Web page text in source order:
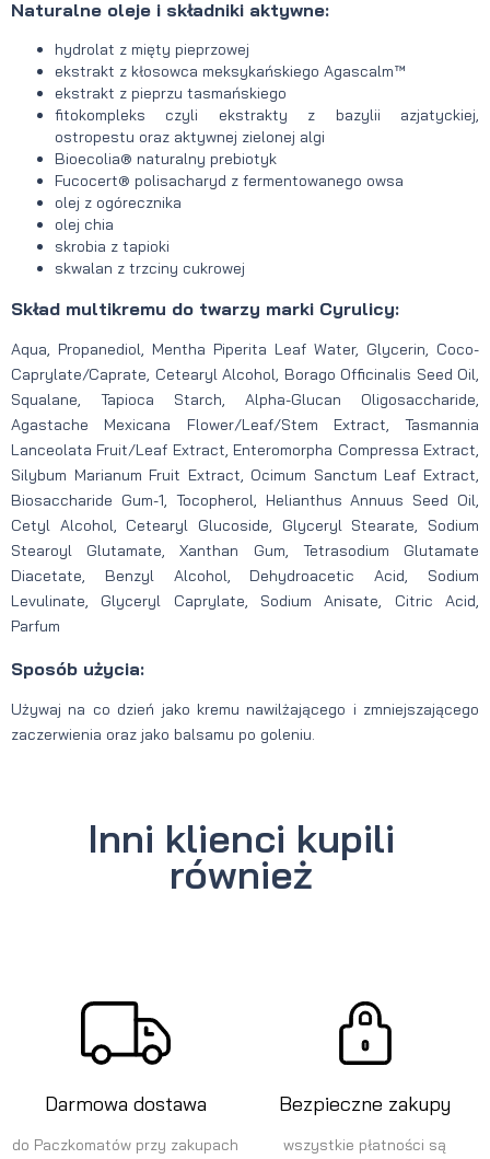
Naturalne oleje i składniki aktywne:
hydrolat z mięty pieprzowej
ekstrakt z kłosowca meksykańskiego Agascalm™
ekstrakt z pieprzu tasmańskiego
fitokompleks czyli ekstrakty z bazylii azjatyckiej,
ostropestu oraz aktywnej zielonej algi
Bioecolia® naturalny prebiotyk
Fucocert® polisacharyd z fermentowanego owsa
olej z ogórecznika
olej chia
skrobia z tapioki
skwalan z trzciny cukrowej
Skład multikremu do twarzy marki Cyrulicy:
Aqua, Propanediol, Mentha Piperita Leaf Water, Glycerin, Coco-
Caprylate/Caprate, Cetearyl Alcohol, Borago Officinalis Seed Oil,
Squalane, Tapioca Starch, Alpha-Glucan Oligosaccharide,
Agastache Mexicana Flower/Leaf/Stem Extract, Tasmannia
Lanceolata Fruit/Leaf Extract, Enteromorpha Compressa Extract,
Silybum Marianum Fruit Extract, Ocimum Sanctum Leaf Extract,
Biosaccharide Gum-1, Tocopherol, Helianthus Annuus Seed Oil,
Cetyl Alcohol, Cetearyl Glucoside, Glyceryl Stearate, Sodium
Stearoyl Glutamate, Xanthan Gum, Tetrasodium Glutamate
Diacetate, Benzyl Alcohol, Dehydroacetic Acid, Sodium
Levulinate, Glyceryl Caprylate, Sodium Anisate, Citric Acid,
Parfum
Sposób użycia:
Używaj na co dzień jako kremu nawilżającego i zmniejszającego
zaczerwienia oraz jako balsamu po goleniu.
Inni klienci kupili
również
Darmowa dostawa
do Paczkomatów przy zakupach
Bezpieczne zakupy
wszystkie płatności są